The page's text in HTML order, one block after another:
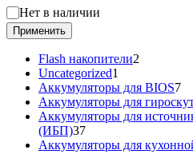
Статус
Нет в наличии
Применить
Flash накопители2
Uncategorized1
товар
Аккумуляторы для BIOS77
Аккумуляторы для
Аккумуляторы для
(ИБП)3737
товаров
Аккумуляторы для